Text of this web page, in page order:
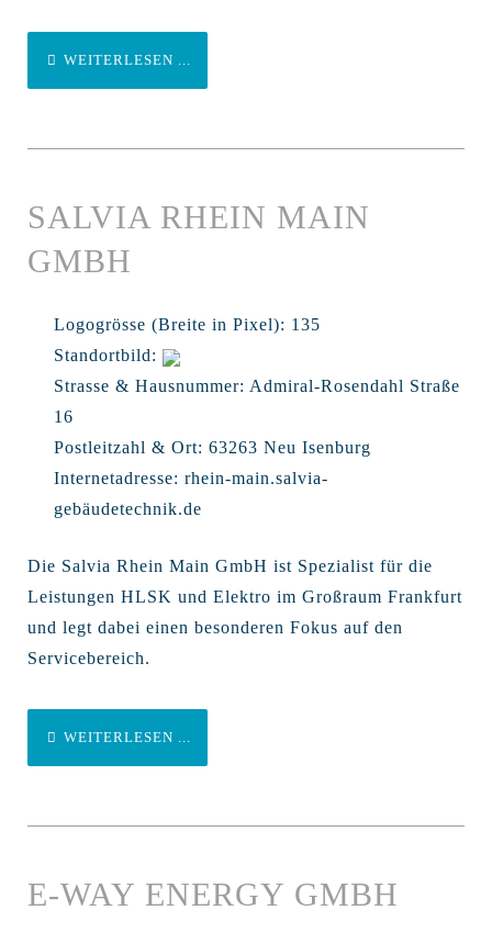
WEITERLESEN ...
SALVIA RHEIN MAIN
GMBH
Logogrösse (Breite in Pixel): 135
Standortbild:
Strasse & Hausnummer: Admiral-Rosendahl Straße
16
Postleitzahl & Ort: 63263 Neu Isenburg
Internetadresse: rhein-main.salvia-
gebäudetechnik.de
Die Salvia Rhein Main GmbH ist Spezialist für die
Leistungen HLSK und Elektro im Großraum Frankfurt
und legt dabei einen besonderen Fokus auf den
Servicebereich.
WEITERLESEN ...
E-WAY ENERGY GMBH